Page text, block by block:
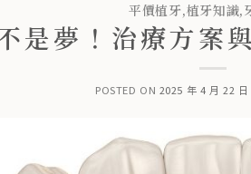
平價植牙,植牙知識,
是夢！治療方案
POSTED ON 2025 年 4 月 22 日